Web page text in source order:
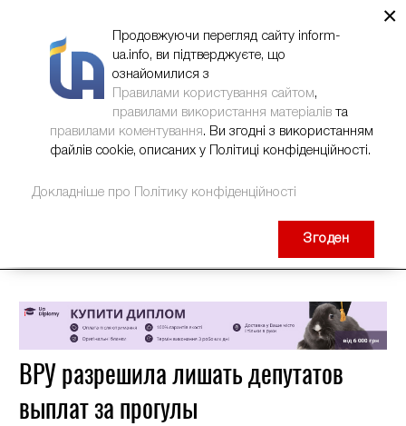
ВРУ разрешила лишать депутатов
выплат за прогулы
×
Продовжуючи перегляд сайту inform-
ua.info, ви підтверджуєте, що
ознайомилися з
Правилами користування сайтом,
правилами використання матеріалів та
правилами коментування. Ви згодні з використанням
файлів cookie, описаних у Політиці конфіденційності.
Докладніше про Політику конфіденційності
Згоден